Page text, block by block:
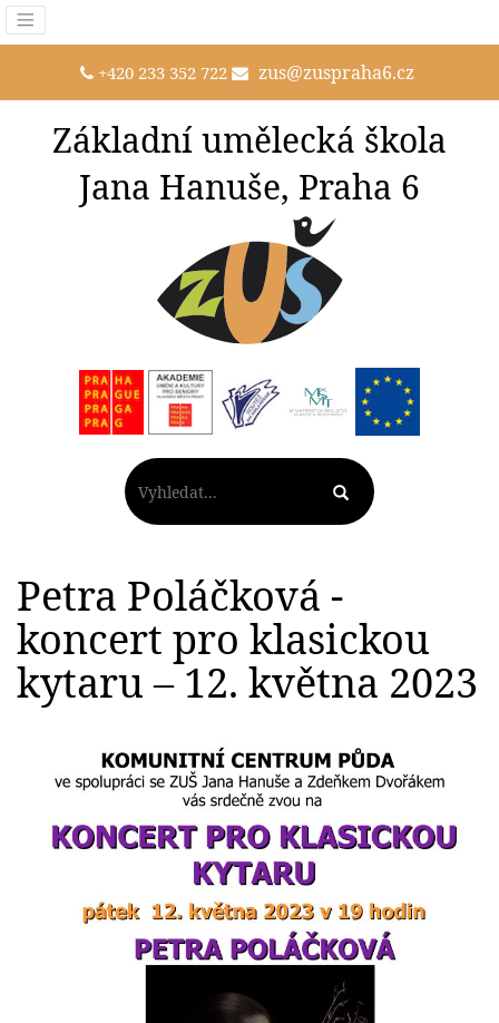
+420 233 352 722 zus@zuspraha6.cz
Základní umělecká škola
Jana Hanuše, Praha 6
Petra Poláčková -
koncert pro klasickou
kytaru – 12. května 2023